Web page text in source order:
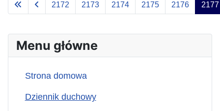
2172 2173 2174 2175 2176 2177
Menu główne
Strona domowa
Dziennik duchowy